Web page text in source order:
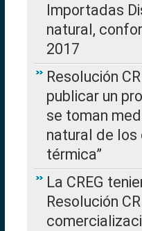
Importadas
natural,
2017
Resolución
publicar un
se toman
natural de los
térmica”
La CREG
Resolución